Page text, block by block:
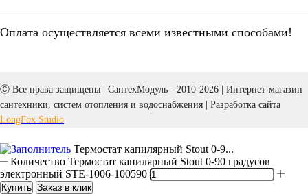
Оплата осуществляется всеми известными способами!
Ⓒ Все права защищены | СантехМодуль - 2010-2026 | Интернет-магазин
сантехники, систем отопления и водоснабжения | Разработка сайта
LongFox Studio
Термостат капилярный Stout 0-9...
Количество Термостат капилярный Stout 0-90 градусов
электронный STE-1006-100590
Купить Заказ в клик